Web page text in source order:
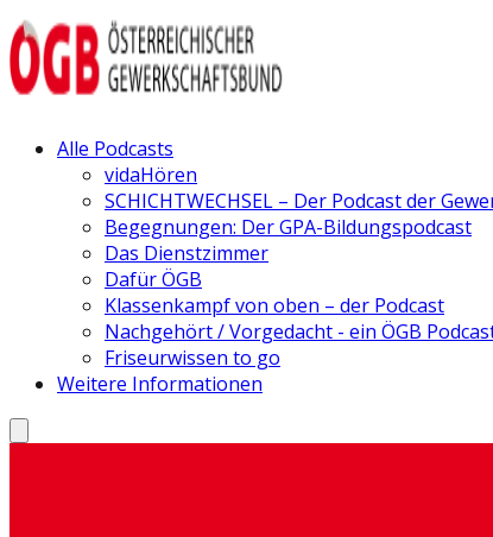
Alle Podcasts
vidaHören
SCHICHTWECHSEL – Der Podcast der
Begegnungen: Der GPA-Bildungspodcast
Das Dienstzimmer
Dafür ÖGB
Klassenkampf von oben – der Podcast
Nachgehört / Vorgedacht - ein ÖGB
Friseurwissen to go
Weitere Informationen